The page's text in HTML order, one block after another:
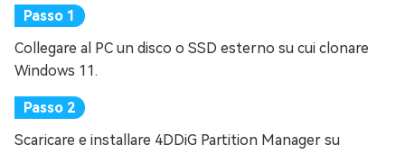
Collegare al PC un disco o SSD esterno su cui clonare
Windows 11.
Scaricare e installare 4DDiG Partition Manager su